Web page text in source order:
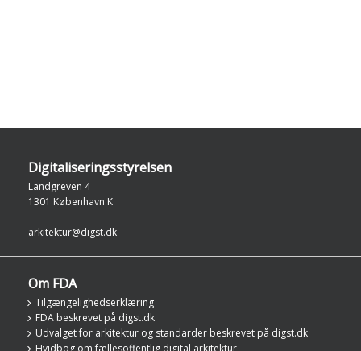
Digitaliseringsstyrelsen
Landgreven 4
1301 København K
arkitektur@digst.dk
Om FDA
Tilgængelighedserklæring
FDA beskrevet på digst.dk
Udvalget for arkitektur og standarder beskrevet på digst.dk
Hvidbog om fællesoffentlig digital arkitektur